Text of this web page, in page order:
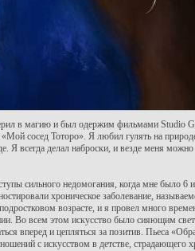
в магию и был одержим фильмами Studio
«Мой сосед Тоторо». Я любил гулять на
Я всегда делал наброски, и везде меня
сильного недомогания, когда мне было 6
хроническое заболевание,
возрасте, и я провел много
Во всем этом искусство было сияющим
вперед и цепляться за позитив. Пьеса
с искусством в детстве, страдающего